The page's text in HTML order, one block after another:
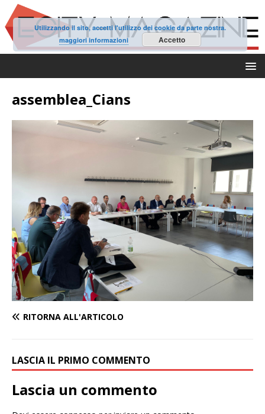
assemblea_Cians
RITORNA ALL'ARTICOLO
LASCIA IL PRIMO COMMENTO
Lascia un commento
Utilizzando il sito, accetti l'utilizzo dei cookie da parte nostra.
maggiori informazioni
Accetto